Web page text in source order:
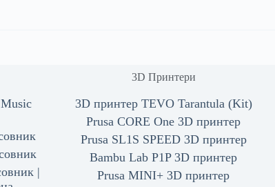
|
3D Принтери
3D принтер TEVO Tarantula (Kit)
Prusa CORE One 3D принтер
Prusa SL1S SPEED 3D принтер
Bambu Lab P1P 3D принтер
Prusa MINI+ 3D принтер